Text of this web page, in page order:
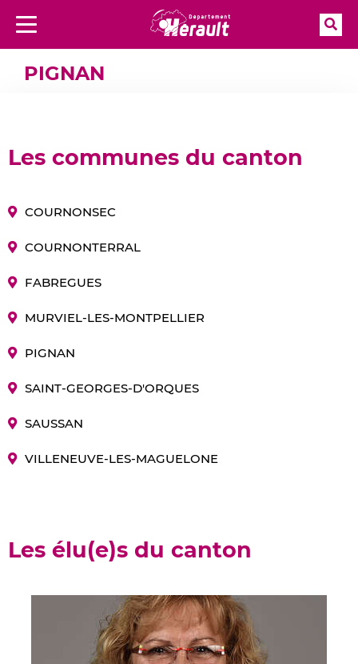
Aller à la recherche
Menu
PIGNAN
Les communes du canton
COURNONSEC
COURNONTERRAL
FABREGUES
MURVIEL-LES-MONTPELLIER
PIGNAN
SAINT-GEORGES-D'ORQUES
SAUSSAN
VILLENEUVE-LES-MAGUELONE
Les élu(e)s du canton